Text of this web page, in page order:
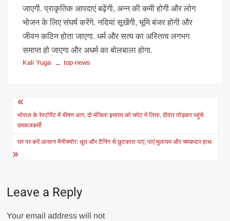
जाएगी. प्राकृतिक आपदाएं बढ़ेंगी, अन्न की कमी होगी और लोग
भोजन के लिए संघर्ष करेंगे. नदियां सूखेंगी, भूमि बंजर होगी और
जीवन कठिन होता जाएगा. धर्म और सत्य का अस्तित्व लगभग
समाप्त हो जाएगा और अधर्म का बोलबाला होगा.
Kali Yuga top-news
Post
navigation
भोपाल के रेस्टोरेंट में भीषण आग, दो मंजिला इमारत को चपेट में लिया, दीवार तोड़कर पहुंचे
दमकलकर्मी
घर पर करें आसान मैनीक्योर: धूल और टैनिंग से छुटकारा पाएं, पाएं मुलायम और चमकदार हाथ
Leave a Reply
Your email address will not